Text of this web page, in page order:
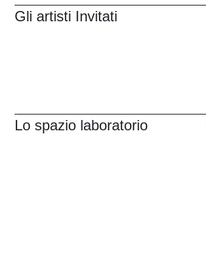
Gli artisti Invitati
Lo spazio laboratorio